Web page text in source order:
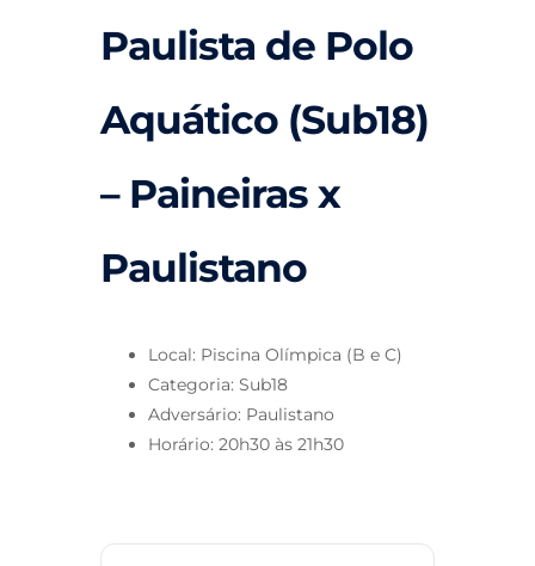
Paulista de Polo
Aquático (Sub18)
– Paineiras x
Paulistano
Local: Piscina Olímpica (B e C)
Categoria: Sub18
Adversário: Paulistano
Horário: 20h30 às 21h30